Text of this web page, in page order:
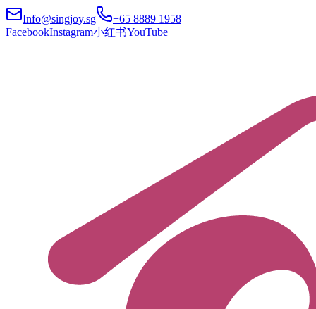
Info@singjoy.sg
+65 8889 1958
FacebookInstagram小红书YouTube